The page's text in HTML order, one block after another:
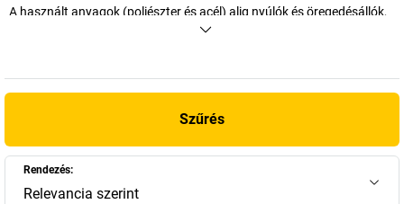
A használt anyagok (poliészter és acél) alig nyúlók és öregedésállók,
ezért a termékek hosszú élettartamúak. Biztosítsa rakományát
Szűrés
Rendezés:
Relevancia szerint